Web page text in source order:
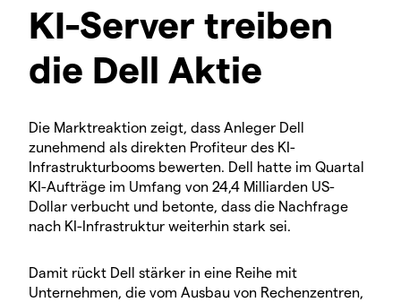
KI-Server treiben
die Dell Aktie
Die Marktreaktion zeigt, dass Anleger Dell
zunehmend als direkten Profiteur des KI-
Infrastrukturbooms bewerten. Dell hatte im Quartal
KI-Aufträge im Umfang von 24,4 Milliarden US-
Dollar verbucht und betonte, dass die Nachfrage
nach KI-Infrastruktur weiterhin stark sei.
Damit rückt Dell stärker in eine Reihe mit
Unternehmen, die vom Ausbau von Rechenzentren,